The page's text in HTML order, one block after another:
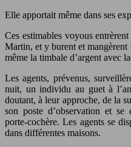
Elle apportait même dans ses
Ces estimables voyous
Martin, et y burent et mangèrent
même la timbale d’argent avec
Les agents, prévenus,
nuit, un individu au guet à
doutant, à leur approche, de la
son poste d’observation et se
porte-cochère. Les agents se
dans différentes maisons.